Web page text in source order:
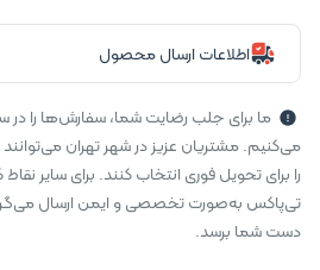
اطلاعات ارسال محصول
ما برای جلب رضایت شما، سفارش‌ها را در
می‌کنیم. مشتریان عزیز در شهر تهران می‌توانند
را برای تحویل فوری انتخاب کنند. برای سایر
تی‌پاکس به‌صورت تخصصی و ایمن ارسال می‌گردد
دست شما برسد.